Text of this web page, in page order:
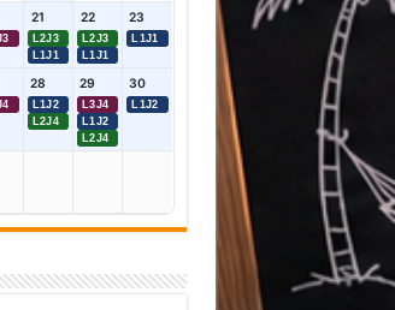
21
L2J3
L1J1
22
L2J3
L1J1
23
L1J1
28
L1J2
L2J4
29
L3J4
L1J2
L2J4
30
L1J2